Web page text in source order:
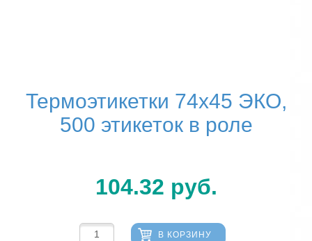
Термоэтикетки 74х45 ЭКО,
500 этикеток в роле
104.32 руб.
В КОРЗИНУ